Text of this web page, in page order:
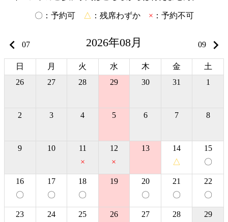
〇 ：予約可 △ ：残席わずか × ：予約不可
keyboard_arrow_left 07 2026年08月 09 keyboard_arrow_right
日 月 火 水 木 金
土
26
27 28 29 30 31 1
2 3 4 5 6 7 8
9 10 11
×
12
×
13 14
△
15
〇
16
〇
17
〇
18
〇
19 20
〇
21
〇
22
〇
23 24 25 26 27 28 29